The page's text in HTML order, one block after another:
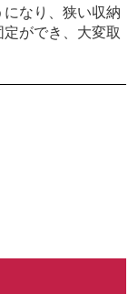
なり、狭い収納
ができ、大変取